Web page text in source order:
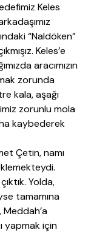
Keles
“Naldöken”
Keles’e
aracımızın
zorunda
kala, aşağı
zorunlu mola
kaybederek
Çetin, namı
Yolda,
tamamına
Meddah’a
yapmak için